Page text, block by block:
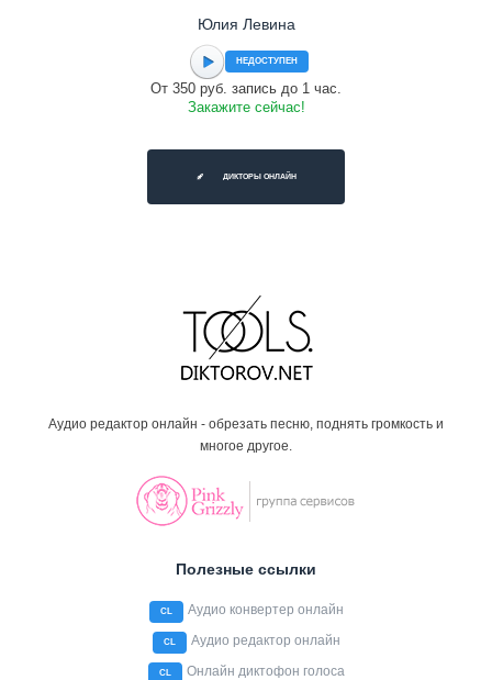
Юлия Левина
НЕДОСТУПЕН
От 350 руб. запись до 1 час.
Закажите сейчас!
ДИКТОРЫ ОНЛАЙН
Аудио редактор онлайн - обрезать песню, поднять громкость и
многое другое.
Полезные ссылки
CL Аудио конвертер онлайн
CL Аудио редактор онлайн
CL Онлайн диктофон голоса